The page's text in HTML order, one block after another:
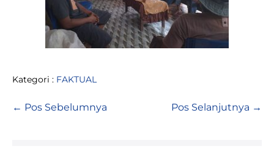
Kategori : FAKTUAL
← Pos Sebelumnya Pos Selanjutnya →